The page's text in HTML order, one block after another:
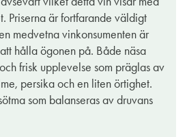
Priserna är fortfarande väldigt
medvetna vinkonsumenten är
hålla ögonen på. Både näsa
frisk upplevelse som präglas av
persika och en liten örtighet.
som balanseras av druvans
sammanhang i sommar. Det
är knytis, ni vet när man bjuder in lite
något gott, lite utan plan. Någon
och stolar, för var ska alla annars sitta?
välkyld litersflaska med halvtorr
till fler och funkar till många av